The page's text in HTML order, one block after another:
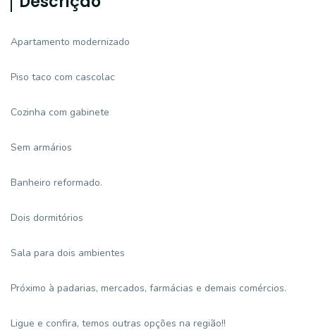
Apartamento modernizado
Piso taco com cascolac
Cozinha com gabinete
Sem armários
Banheiro reformado.
Dois dormitórios
Sala para dois ambientes
Próximo à padarias, mercados, farmácias e demais comércios.
Ligue e confira, temos outras opções na região!!